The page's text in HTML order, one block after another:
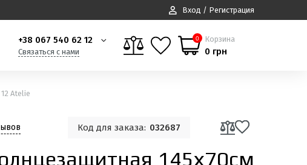
Вход / Регистрация
+38 067 540 62 12
Связаться с нами
0 Корзина
0 грн
Atelie
Код для заказа: 032687
145х70см